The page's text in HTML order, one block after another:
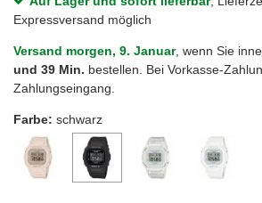
Expressversand möglich
Versand morgen, 9. Januar, wenn Sie
und 39 Min. bestellen. Bei Vorkasse-
Zahlungseingang.
Farbe: schwarz